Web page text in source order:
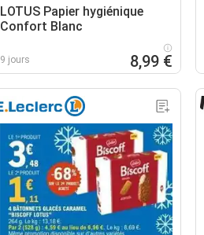
LOTUS Papier hygiénique
Confort Blanc
9 jours 8,99 €